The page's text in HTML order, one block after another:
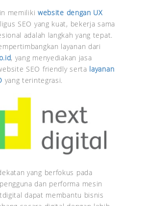
memiliki website dengan UX
SEO yang kuat, bekerja sama
adalah langkah yang tepat.
layanan dari
, yang menyediakan jasa
SEO friendly serta layanan
yang terintegrasi.
yang berfokus pada
dan performa mesin
dapat membantu bisnis